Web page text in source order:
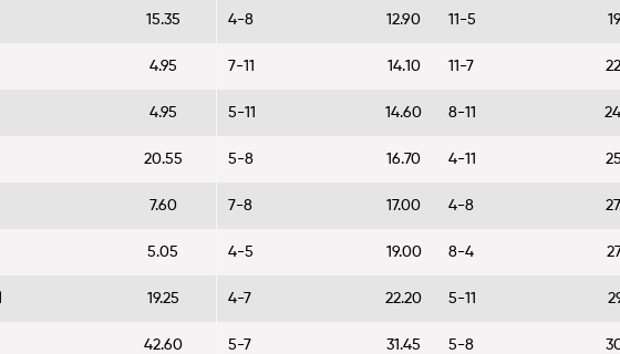
15.35
4.95
4.95
20.55
7.60
5.05
19.25
42.60
4-8 12.90
7-11 14.10
5-11 14.60
5-8 16.70
7-8 17.00
4-5 19.00
4-7 22.20
5-7 31.45
11-5
11-7
8-11
4-11
4-8
8-4
5-11
5-8